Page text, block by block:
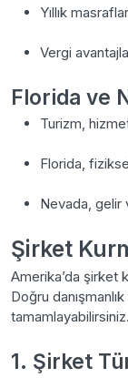
Yıllık
Vergi
Florida ve
Turizm,
Florida,
Nevada, gelir
Şirket
Amerika’da şirket
Doğru
tamamlayabilirsiniz.
1. Şirket